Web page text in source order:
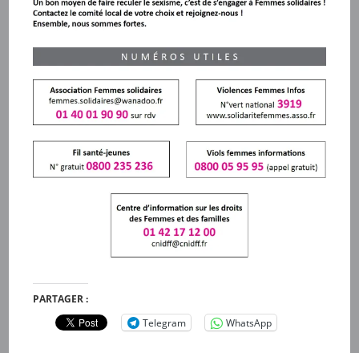
PARTAGER :
Telegram
WhatsApp